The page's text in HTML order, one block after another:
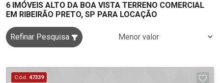
6 IMÓVEIS ALTO DA BOA VISTA TERRENO COMERCIAL
EM RIBEIRÃO PRETO, SP PARA LOCAÇÃO
Refinar Pesquisa
Cód. 47339